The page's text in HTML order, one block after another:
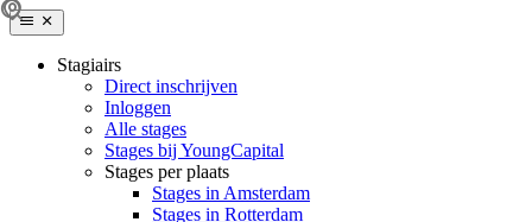
Stagiairs
Direct inschrijven
Inloggen
Alle stages
Stages bij YoungCapital
Stages per plaats
Stages in Amsterdam
Stages in Rotterdam